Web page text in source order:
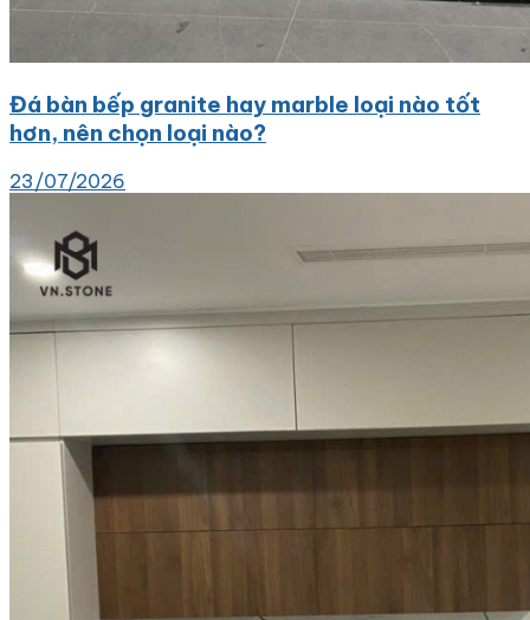
Đá bàn bếp granite hay marble loại nào tốt
hơn, nên chọn loại nào?
23/07/2026